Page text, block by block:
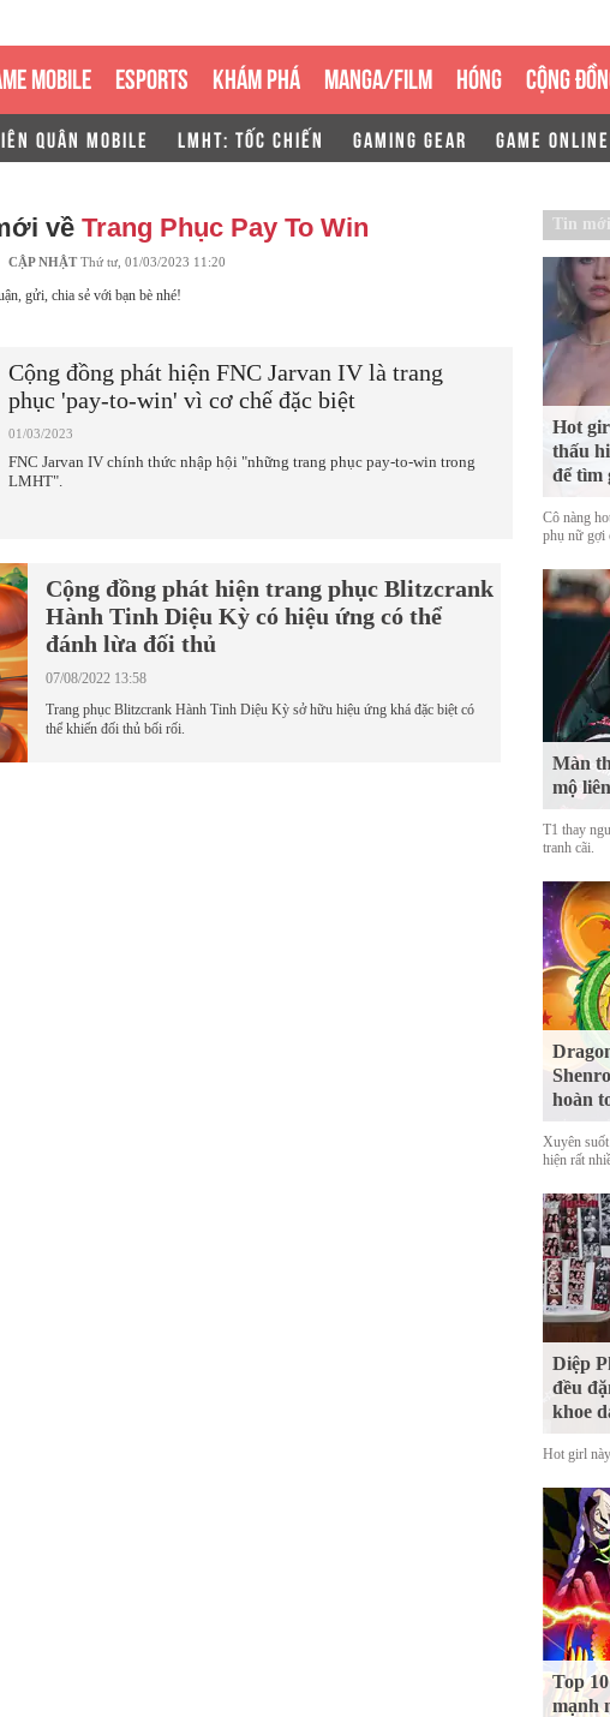
MOBILE ESPORTS KHÁM PHÁ MANGA/FILM HÓNG CỘNG
QUÂN MOBILE LMHT: TỐC CHIẾN GAMING GEAR GAME ONLINE
về Trang Phục Pay To Win
CẬP NHẬTThứ tư, 01/03/2023 11:20
gửi, chia sẻ với bạn bè nhé!
Cộng đồng phát hiện FNC Jarvan IV là trang
phục 'pay-to-win' vì cơ chế đặc biệt
01/03/2023
FNC Jarvan IV chính thức nhập hội "những trang phục pay-to-win trong
LMHT".
Cộng đồng phát hiện trang phục Blitzcrank
Hành Tinh Diệu Kỳ có hiệu ứng có thể
đánh lừa đối thủ
07/08/2022 13:58
Trang phục Blitzcrank Hành Tinh Diệu Kỳ sở hữu hiệu ứng khá đặc biệt có
thể khiến đối thủ bối rối.
Tin mới
Hot
thấu
để tìm
Cô nàng
phụ nữ gợi
Màn
mộ
T1 thay
tranh cãi.
hoàn
Xuyên
hiện rất
Diệp
đều
khoe
Hot girl
Top
mạnh